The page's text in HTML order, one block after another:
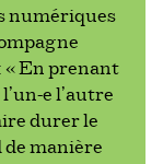
numériques
« En prenant
e l’autre
durer le
de manière